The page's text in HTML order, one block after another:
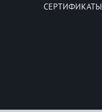
СЕРТИФИКАТЫ